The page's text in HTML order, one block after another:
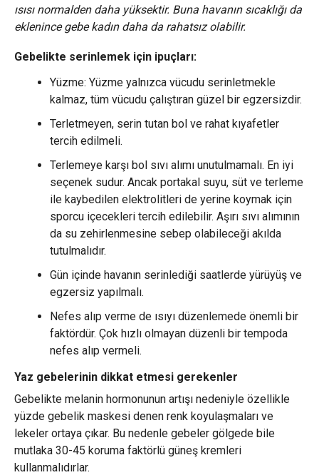
ısısı normalden daha yüksektir. Buna havanın sıcaklığı da
eklenince gebe kadın daha da rahatsız olabilir.
Gebelikte serinlemek için ipuçları:
Yüzme: Yüzme yalnızca vücudu serinletmekle
kalmaz, tüm vücudu çalıştıran güzel bir egzersizdir.
Terletmeyen, serin tutan bol ve rahat kıyafetler
tercih edilmeli.
Terlemeye karşı bol sıvı alımı unutulmamalı. En iyi
seçenek sudur. Ancak portakal suyu, süt ve terleme
ile kaybedilen elektrolitleri de yerine koymak için
sporcu içecekleri tercih edilebilir. Aşırı sıvı alımının
da su zehirlenmesine sebep olabileceği akılda
tutulmalıdır.
Gün içinde havanın serinlediği saatlerde yürüyüş ve
egzersiz yapılmalı.
Nefes alıp verme de ısıyı düzenlemede önemli bir
faktördür. Çok hızlı olmayan düzenli bir tempoda
nefes alıp vermeli.
Yaz gebelerinin dikkat etmesi gerekenler
Gebelikte melanin hormonunun artışı nedeniyle özellikle
yüzde gebelik maskesi denen renk koyulaşmaları ve
lekeler ortaya çıkar. Bu nedenle gebeler gölgede bile
mutlaka 30-45 koruma faktörlü güneş kremleri
kullanmalıdırlar.